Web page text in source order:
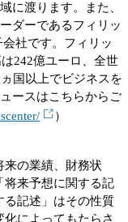
に渡ります。また、
ダーであるフィリッ
社です。フィリッ
242億ユーロ、全世
国以上でビジネスを
ースはこちらからご
）
来の業績、財務状
将来予想に関する記
る記述」はその性質
によってもたらさ